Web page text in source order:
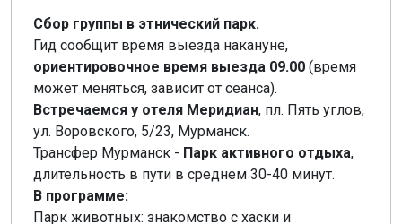
Сбор группы в этнический парк.
Гид сообщит время выезда накануне,
ориентировочное время выезда 09.00 (время
может меняться, зависит от сеанса).
Встречаемся у отеля Меридиан, пл. Пять углов,
ул. Воровского, 5/23, Мурманск.
Трансфер Мурманск - Парк активного отдыха,
длительность в пути в среднем 30-40 минут.
В программе:
Парк животных: знакомство с хаски и